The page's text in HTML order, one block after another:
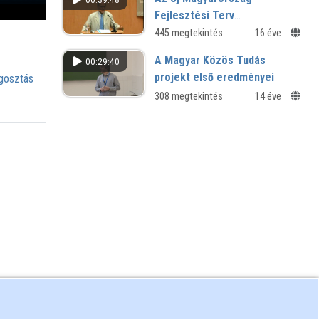
Fejlesztési Terv
forráslehetőségei. Két
445 megtekintés 16 éve
00:29:40
A Magyar Közös Tudás
projekt első eredményei
308 megtekintés 14 éve